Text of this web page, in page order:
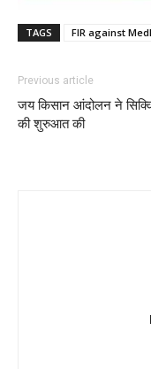
TAGS FIR against
Previous article
जय किसान आंदोलन ने
की शुरुआत की